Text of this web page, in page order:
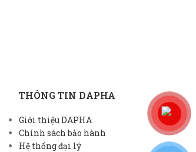
THÔNG TIN DAPHA
Giới thiệu DAPHA
Chính sách bảo hành
Hệ thống đại lý